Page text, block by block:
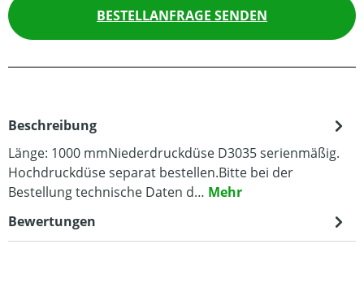
BESTELLANFRAGE SENDEN
Beschreibung
Länge: 1000 mmNiederdruckdüse D3035 serienmäßig.
Hochdruckdüse separat bestellen.Bitte bei der
Bestellung technische Daten d… Mehr
Bewertungen